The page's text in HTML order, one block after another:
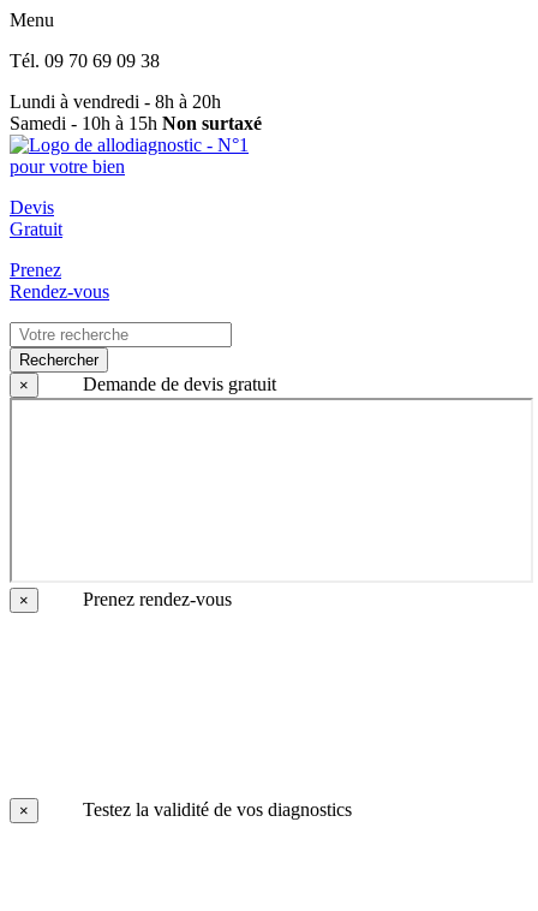
Menu
Tél. 09 70 69 09 38
Lundi à vendredi - 8h à 20h
Samedi - 10h à 15h Non surtaxé
Devis
Gratuit
Prenez
Rendez-vous
Rechercher
×
Demande de devis gratuit
× Prenez rendez-vous
× Testez la validité de vos diagnostics